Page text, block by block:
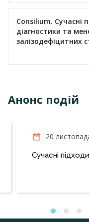
Consilium. Сучасні
діагностики та
залізодефіцитних
Анонс подій
20
Сучасні